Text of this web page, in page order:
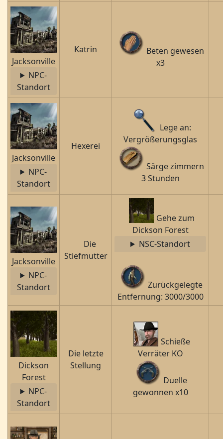
Jacksonville
NPC-
Standort
Katrin
Beten gewesen
x3
Jacksonville
NPC-
Standort
Hexerei
Lege an:
Vergrößerungsglas
Särge zimmern
3 Stunden
Jacksonville
NPC-
Standort
Die
Stiefmutter
Gehe zum
Dickson Forest
NSC-Standort
Zurückgelegte
Entfernung: 3000/3000
Dickson
Forest
NPC-
Standort
Die letzte
Stellung
Schieße
Verräter KO
Duelle
gewonnen x10